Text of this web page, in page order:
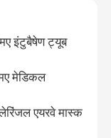
इंटुबैषेण ट्यूब
मेडिकल
एयरवे मास्क